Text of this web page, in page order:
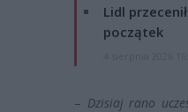
Lidl
początek
– Dzisiaj rano